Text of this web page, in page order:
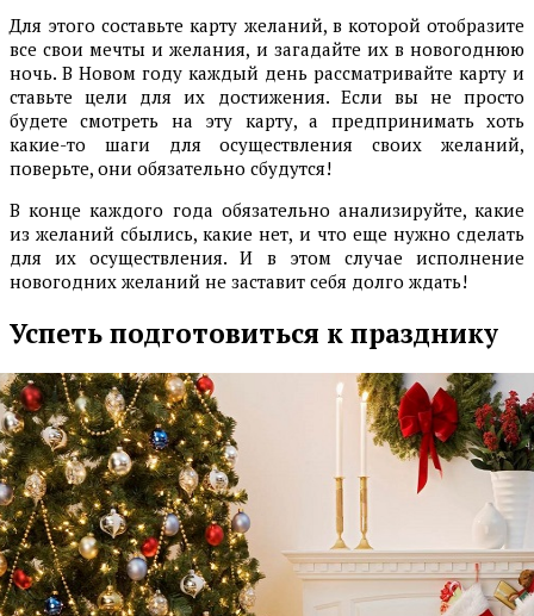
Для этого составьте карту желаний, в которой отобразите
все свои мечты и желания, и загадайте их в новогоднюю
ночь. В Новом году каждый день рассматривайте карту и
ставьте цели для их достижения. Если вы не просто
будете смотреть на эту карту, а предпринимать хоть
какие-то шаги для осуществления своих желаний,
поверьте, они обязательно сбудутся!
В конце каждого года обязательно анализируйте, какие
из желаний сбылись, какие нет, и что еще нужно сделать
для их осуществления. И в этом случае исполнение
новогодних желаний не заставит себя долго ждать!
Успеть подготовиться к празднику